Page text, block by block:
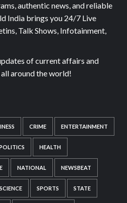
authentic news, and reliable
India brings you 24/7 Live
Talk Shows, Infotainment,
of current affairs and
around the world!
CRIME ENTERTAINMENT
HEALTH
NATIONAL NEWSBEAT
SCIENCE SPORTS STATE